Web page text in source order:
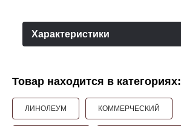
Характеристики
Товар находится в категориях:
ЛИНОЛЕУМ КОММЕРЧЕСКИЙ